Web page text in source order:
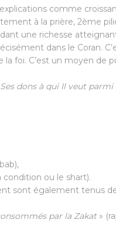
comme
à la prière, 2ème
une richesse
dans le Coran.
foi. C’est un moyen de
dons à qui Il veut
condition ou le shart).
sont également tenus
par la Zakat»